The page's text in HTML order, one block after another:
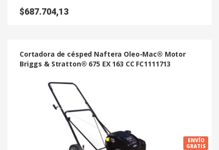
$687.704,13
Cortadora de césped Naftera Oleo-Mac® Motor
Briggs & Stratton® 675 EX 163 CC FC1111713
ENVÍO
GRATIS